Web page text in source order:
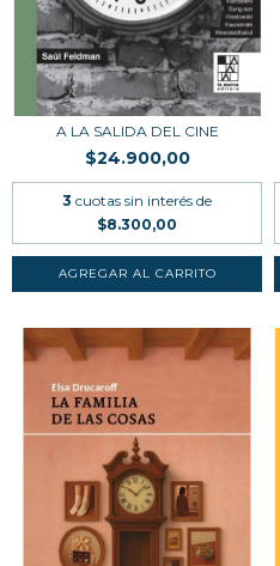
A LA SALIDA DEL CINE
$24.900,00
3 cuotas sin interés de
$8.300,00